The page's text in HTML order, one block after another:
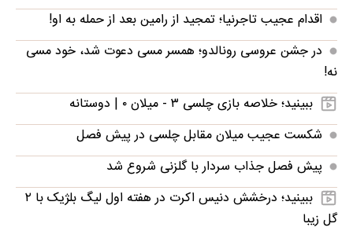
اقدام عجیب تاجرنیا؛ تمجید از رامین بعد از حمله به او!
در جشن عروسی رونالدو؛ همسر مسی دعوت شد، خود مسی
نه!
ببینید؛ خلاصه بازی چلسی ۳ - میلان ۰ | دوستانه
شکست عجیب میلان مقابل چلسی در پیش فصل
پیش فصل جذاب سردار با گلزنی شروع شد
ببینید؛ درخشش دنیس اکرت در هفته اول لیگ بلژیک با ۲
گل زیبا